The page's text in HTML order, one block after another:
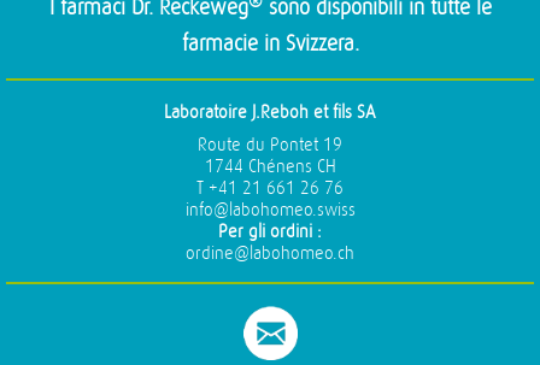
I farmaci Dr. Reckeweg sono disponibili in tutte le
farmacie in Svizzera.
Laboratoire J.Reboh et fils SA
Route du Pontet 19
1744 Chénens CH
T +41 21 661 26 76
info@labohomeo.swiss
Per gli ordini :
ordine@labohomeo.ch